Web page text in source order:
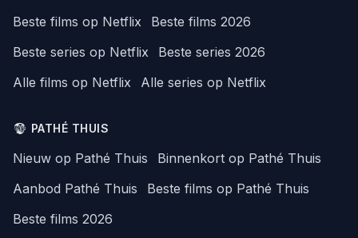
Beste films op Netflix
Beste films 2026
Beste series op Netflix
Beste series 2026
Alle films op Netflix
Alle series op Netflix
PATHÉ THUIS
Nieuw op Pathé Thuis
Binnenkort op Pathé Thuis
Aanbod Pathé Thuis
Beste films op Pathé Thuis
Beste films 2026